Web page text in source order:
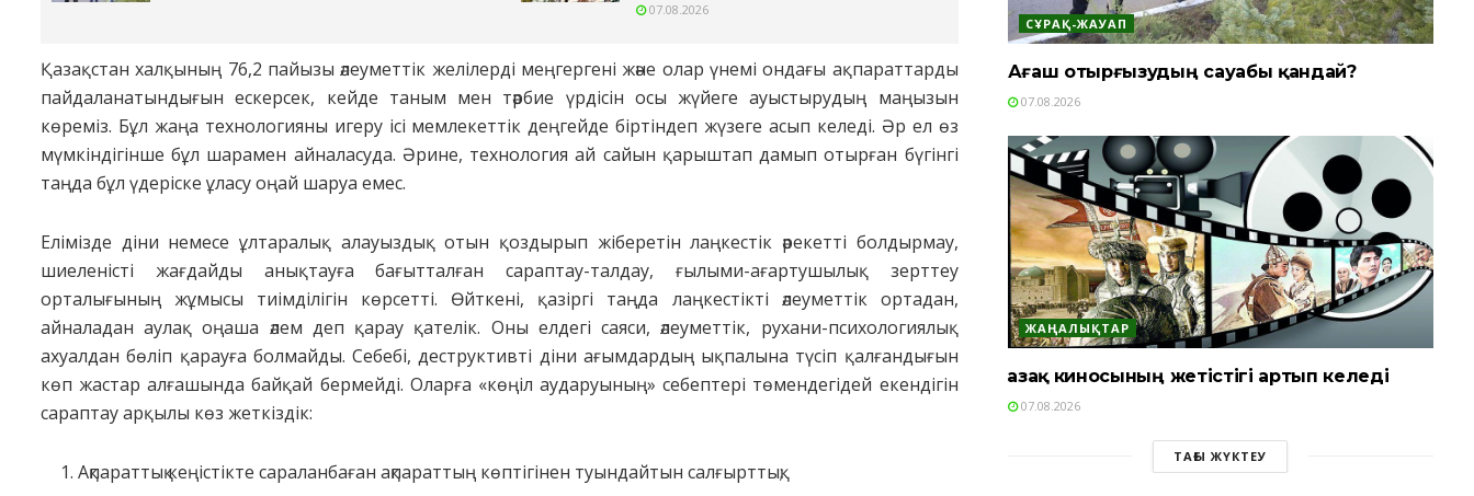
07.08.2026
Қазақстан халқының 76,2 пайызы әлеуметтік желілерді меңгергені және олар үнемі ондағы ақпараттарды
пайдаланатындығын ескерсек, кейде таным мен тәрбие үрдісін осы жүйеге ауыстырудың маңызын
көреміз. Бұл жаңа технологияны игеру ісі мемлекеттік деңгейде біртіндеп жүзеге асып келеді. Әр ел өз
мүмкіндігінше бұл шарамен айналасуда. Әрине, технология ай сайын қарыштап дамып отырған бүгінгі
таңда бұл үдеріске ұласу оңай шаруа емес.
Елімізде діни немесе ұлтаралық алауыздық отын қоздырып жіберетін лаңкестік әрекетті болдырмау,
шиеленісті жағдайды анықтауға бағытталған сараптау-талдау, ғылыми-ағартушылық зерттеу
орталығының жұмысы тиімділігін көрсетті. Өйткені, қазіргі таңда лаңкестікті әлеуметтік ортадан,
айналадан аулақ оңаша әлем деп қарау қателік. Оны елдегі саяси, әлеуметтік, рухани-психологиялық
ахуалдан бөліп қарауға болмайды. Себебі, деструктивті діни ағымдардың ықпалына түсіп қалғандығын
көп жастар алғашында байқай бермейді. Оларға «көңіл аударуының» себептері төмендегідей екендігін
сараптау арқылы көз жеткіздік:
Ақпараттық кеңістікте сараланбаған ақпараттың көптігінен туындайтын салғырттық;
СҰРАҚ-ЖАУАП
Ағаш отырғызудың сауабы қандай?
07.08.2026
ЖАҢАЛЫҚТАР
Қазақ киносының жетістігі артып келеді
07.08.2026
ТАҒЫ ЖҮКТЕУ